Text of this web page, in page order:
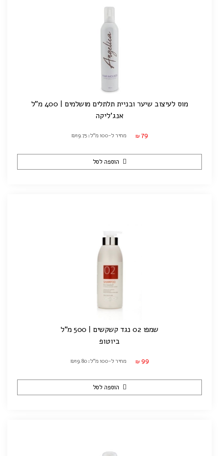
מוס לעיצוב שיער ובניית תלתלים מושלמים | 400 מ"ל
אנג'ליקה
₪ 79 מחיר ל-100 מ"ל: ₪19.75
הוספה לסל
שמפו 02 נגד קשקשים | 500 מ"ל
ביוטופ
₪ 99 מחיר ל-100 מ"ל: ₪19.80
הוספה לסל